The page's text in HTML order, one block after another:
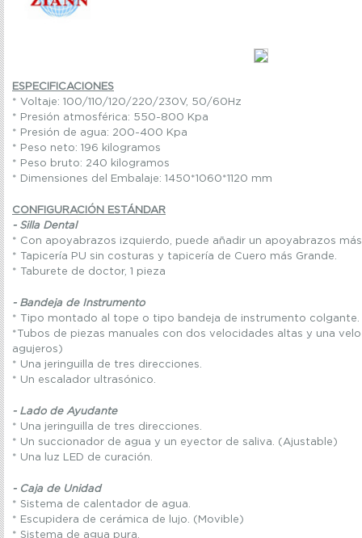
ESPECIFICACIONES
* Voltaje: 100/110/120/220/230V, 50/60Hz
* Presión atmosférica: 550-800 Kpa
* Presión de agua: 200-400 Kpa
* Peso neto: 196 kilogramos
* Peso bruto: 240 kilogramos
* Dimensiones del Embalaje: 1450*1060*1120 mm
CONFIGURACIÓN ESTÁNDAR
- Silla Dental
* Con apoyabrazos izquierdo, puede añadir un apoyabrazos
* Tapicería PU sin costuras y tapicería de Cuero más Grande.
* Taburete de doctor, 1 pieza
- Bandeja de Instrumento
* Tipo montado al tope o tipo bandeja de instrumento colgante.
*Tubos de piezas manuales con dos velocidades altas y una
agujeros)
* Una jeringuilla de tres direcciones.
* Un escalador ultrasónico.
- Lado de Ayudante
* Una jeringuilla de tres direcciones.
* Un succionador de agua y un eyector de saliva. (Ajustable)
* Una luz LED de curación.
- Caja de Unidad
* Sistema de calentador de agua.
* Escupidera de cerámica de lujo. (Movible)
* Sistema de agua pura.